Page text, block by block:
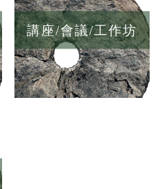
講座/會議/工作坊